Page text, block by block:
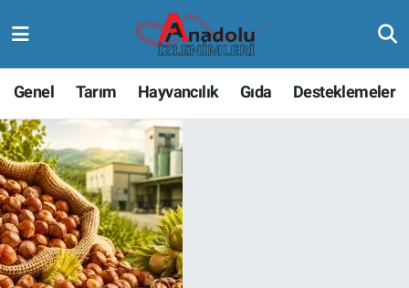
Genel Tarım Hayvancılık Gıda Desteklemeler